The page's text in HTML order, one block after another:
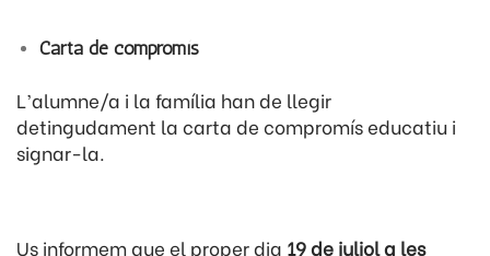
Carta de compromís
L’alumne/a i la família han de llegir
detingudament la carta de compromís educatiu i
signar-la.
Us informem que el proper dia 19 de juliol a les